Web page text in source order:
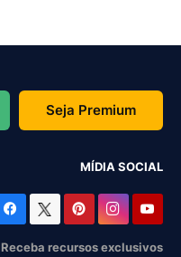
Seja Premium
MÍDIA SOCIAL
Receba recursos exclusivos